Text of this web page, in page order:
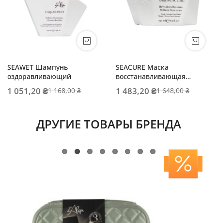
SEAWET Шампунь
оздоравливающий
1 051,20 ₴1 168,00 ₴
SEACURE Маска
восстанавливающая
1 483,20 ₴1 648,00 ₴
ДРУГИЕ ТОВАРЫ БРЕНДА